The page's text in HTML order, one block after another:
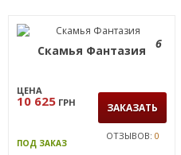
6
Скамья Фантазия
ЦЕНА
10 625 ГРН ЗАКАЗАТЬ
ПОД ЗАКАЗ
ОТЗЫВОВ: 0